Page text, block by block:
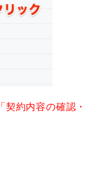
「契約内容の確認・